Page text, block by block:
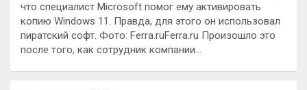
что специалист Microsoft помог ему активировать
копию Windows 11. Правда, для этого он использовал
пиратский софт. Фото: Ferra.ruFerra.ru Произошло это
после того, как сотрудник компании…